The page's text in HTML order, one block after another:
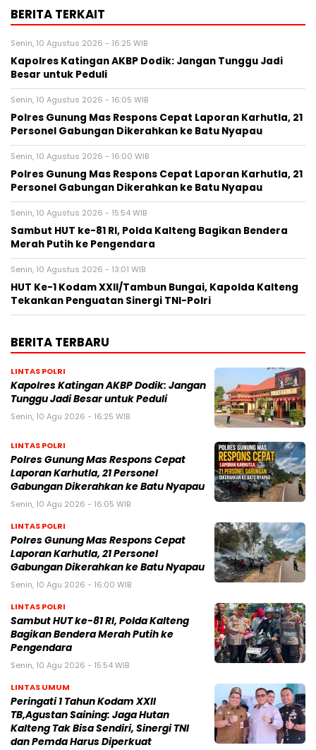
BERITA TERKAIT
Senin, 10 Agustus 2026 - 16:25 WIB
Kapolres Katingan AKBP Dodik: Jangan Tunggu Jadi
Besar untuk Peduli
Senin, 10 Agustus 2026 - 16:05 WIB
Polres Gunung Mas Respons Cepat Laporan Karhutla, 21
Personel Gabungan Dikerahkan ke Batu Nyapau
Senin, 10 Agustus 2026 - 16:00 WIB
Polres Gunung Mas Respons Cepat Laporan Karhutla, 21
Personel Gabungan Dikerahkan ke Batu Nyapau
Senin, 10 Agustus 2026 - 15:54 WIB
Sambut HUT ke-81 RI, Polda Kalteng Bagikan Bendera
Merah Putih ke Pengendara
Senin, 10 Agustus 2026 - 13:01 WIB
HUT Ke-1 Kodam XXII/Tambun Bungai, Kapolda Kalteng
Tekankan Penguatan Sinergi TNI-Polri
BERITA TERBARU
LINTAS POLRI
Kapolres Katingan AKBP Dodik: Jangan
Tunggu Jadi Besar untuk Peduli
Senin, 10 Agu 2026 - 16:25 WIB
LINTAS POLRI
Polres Gunung Mas Respons Cepat
Laporan Karhutla, 21 Personel
Gabungan Dikerahkan ke Batu Nyapau
Senin, 10 Agu 2026 - 16:05 WIB
LINTAS POLRI
Polres Gunung Mas Respons Cepat
Laporan Karhutla, 21 Personel
Gabungan Dikerahkan ke Batu Nyapau
Senin, 10 Agu 2026 - 16:00 WIB
LINTAS POLRI
Sambut HUT ke-81 RI, Polda Kalteng
Bagikan Bendera Merah Putih ke
Pengendara
Senin, 10 Agu 2026 - 15:54 WIB
LINTAS UMUM
Peringati 1 Tahun Kodam XXII
TB,Agustan Saining: Jaga Hutan
Kalteng Tak Bisa Sendiri, Sinergi TNI
dan Pemda Harus Diperkuat